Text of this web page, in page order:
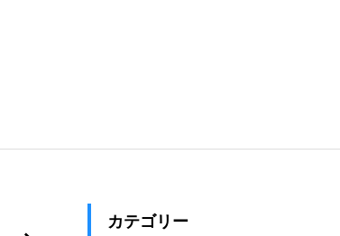
カテゴリー